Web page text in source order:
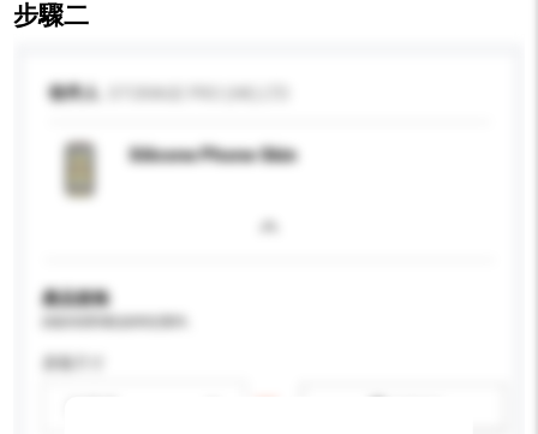
步驟二
收件人
Silicone Phone Skin
產品規格